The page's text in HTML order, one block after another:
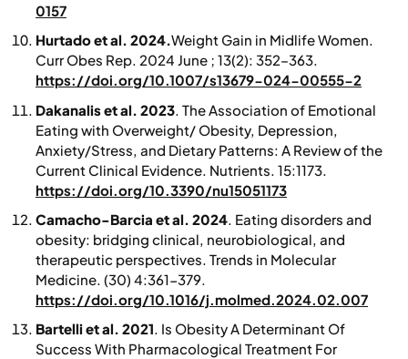
0157
Hurtado et al. 2024.Weight Gain in Midlife Women.
Curr Obes Rep. 2024 June ; 13(2): 352–363.
https://doi.org/10.1007/s13679-024-00555-2
Dakanalis et al. 2023. The Association of Emotional
Eating with Overweight/ Obesity, Depression,
Anxiety/Stress, and Dietary Patterns: A Review of the
Current Clinical Evidence. Nutrients . 15:1173.
https://doi.org/10.3390/nu15051173
Camacho-Barcia et al. 2024. Eating disorders and
obesity: bridging clinical, neurobiological, and
therapeutic perspectives. Trends in Molecular
Medicine. (30) 4:361-379.
https://doi.org/10.1016/j.molmed.2024.02.007
Bartelli et al. 2021. Is Obesity A Determinant Of
Success With Pharmacological Treatment For